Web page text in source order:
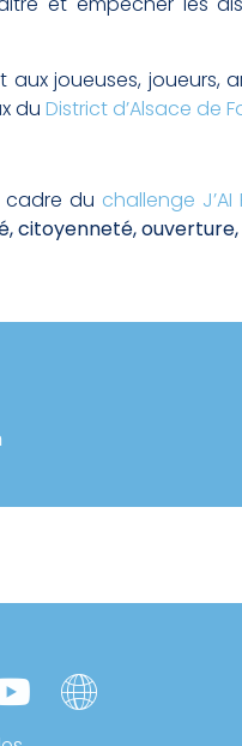
joueuses, joueurs,
du District d’Alsace de
cadre du challenge J’AI
citoyenneté,